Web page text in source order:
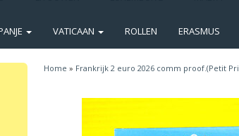
VATICAAN ROLLEN ERASMUS
Home » Frankrijk 2 euro 2026 comm proof.(Petit